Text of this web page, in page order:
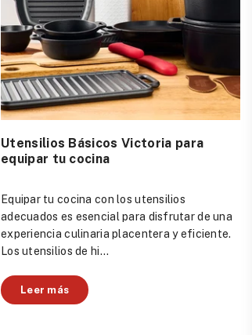
Utensilios Básicos Victoria para
equipar tu cocina
Equipar tu cocina con los utensilios
adecuados es esencial para disfrutar de una
experiencia culinaria placentera y eficiente.
Los utensilios de hi...
Leer más